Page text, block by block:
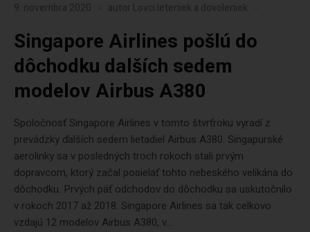
9. novembra 2020 autor Lovci leteniek a dovoleniek
Singapore Airlines pošlú do
dôchodku dalších sedem
modelov Airbus A380
Spoločnosť Singapore Airlines v tomto štvrťroku vyradí z
prevádzky ďalších sedem lietadiel Airbus A380. Singapurské
aerolinky sa v posledných troch rokoch stali prvým
dopravcom, ktorý začal posielať tohto nebeského velikána do
dôchodku. Prvých päť odchodov do dôchodku sa uskutočnilo
v rokoch 2017 až 2018. Singapore Airlines sa tak celkovo
vzdajú 12 modelov Airbus A380, v...